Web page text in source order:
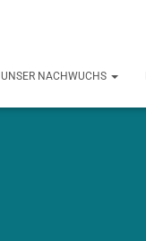
UNSER NACHWUCHS